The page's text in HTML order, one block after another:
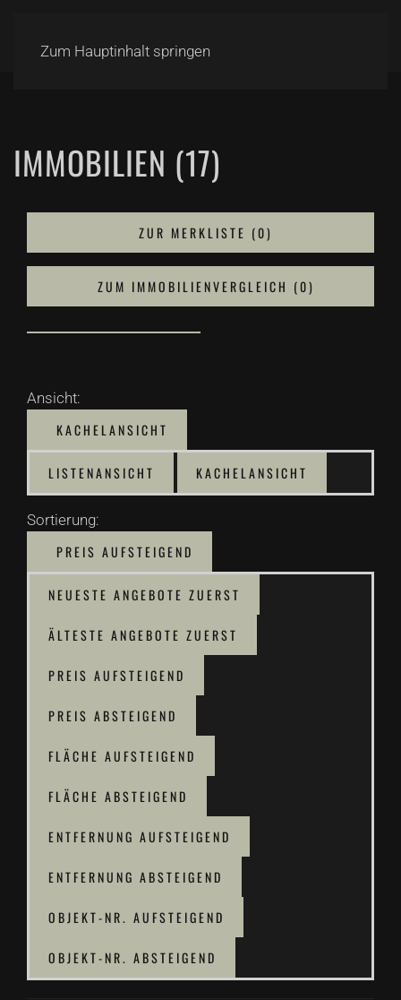
Zum Hauptinhalt springen
IMMOBILIEN (17)
ZUR MERKLISTE (0)
ZUM IMMOBILIENVERGLEICH (0)
Ansicht:
KACHELANSICHT
LISTENANSICHT KACHELANSICHT
Sortierung:
PREIS AUFSTEIGEND
NEUESTE ANGEBOTE ZUERST
ÄLTESTE ANGEBOTE ZUERST
PREIS AUFSTEIGEND
PREIS ABSTEIGEND
FLÄCHE AUFSTEIGEND
FLÄCHE ABSTEIGEND
ENTFERNUNG AUFSTEIGEND
ENTFERNUNG ABSTEIGEND
OBJEKT-NR. AUFSTEIGEND
OBJEKT-NR. ABSTEIGEND